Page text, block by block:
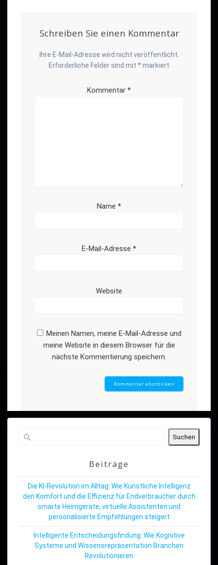
Schreiben Sie einen Kommentar
Ihre E-Mail-Adresse wird nicht veröffentlicht.
Erforderliche Felder sind mit *markiert
Kommentar *
Name *
E-Mail-Adresse *
Website
Meinen Namen, meine E-Mail-Adresse und
meine Website in diesem Browser für die
nächste Kommentierung speichern.
Suchen
Beiträge
Die KI-Revolution im Alltag: Wie Künstliche Intelligenz
den Komfort und die Effizienz für Endverbraucher durch
smarte Heimgeräte, virtuelle Assistenten und
personalisierte Empfehlungen steigert
Intelligente Entscheidungsfindung: Wie Kognitive
Systeme und Wissensrepräsentation Branchen
Revolutionieren